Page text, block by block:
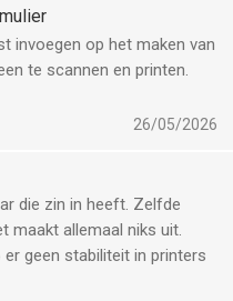
invoegen op het maken van
te scannen en printen.
26/05/2026
die zin in heeft. Zelfde
maakt allemaal niks uit.
geen stabiliteit in printers